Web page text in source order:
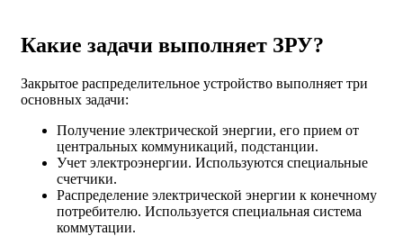
Какие задачи выполняет ЗРУ?
Закрытое распределительное устройство выполняет три
основных задачи:
Получение электрической энергии, его прием от
центральных коммуникаций, подстанции.
Учет электроэнергии. Используются специальные
счетчики.
Распределение электрической энергии к конечному
потребителю. Используется специальная система
коммутации.